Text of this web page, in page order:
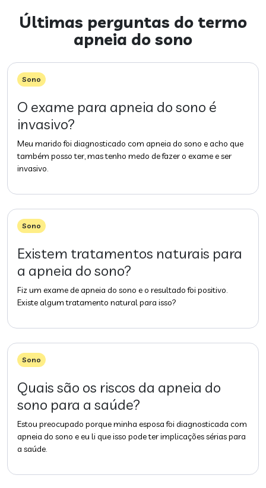
Últimas perguntas do termo
apneia do sono
Sono
O exame para apneia do sono é
invasivo?
Meu marido foi diagnosticado com apneia do sono e acho que
também posso ter, mas tenho medo de fazer o exame e ser
invasivo.
Sono
Existem tratamentos naturais para
a apneia do sono?
Fiz um exame de apneia do sono e o resultado foi positivo.
Existe algum tratamento natural para isso?
Sono
Quais são os riscos da apneia do
sono para a saúde?
Estou preocupado porque minha esposa foi diagnosticada com
apneia do sono e eu li que isso pode ter implicações sérias para
a saúde.